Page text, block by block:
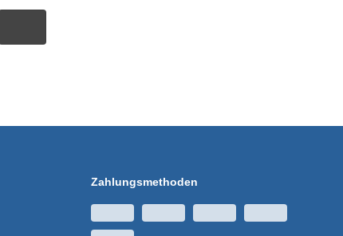
Zahlungsmethoden